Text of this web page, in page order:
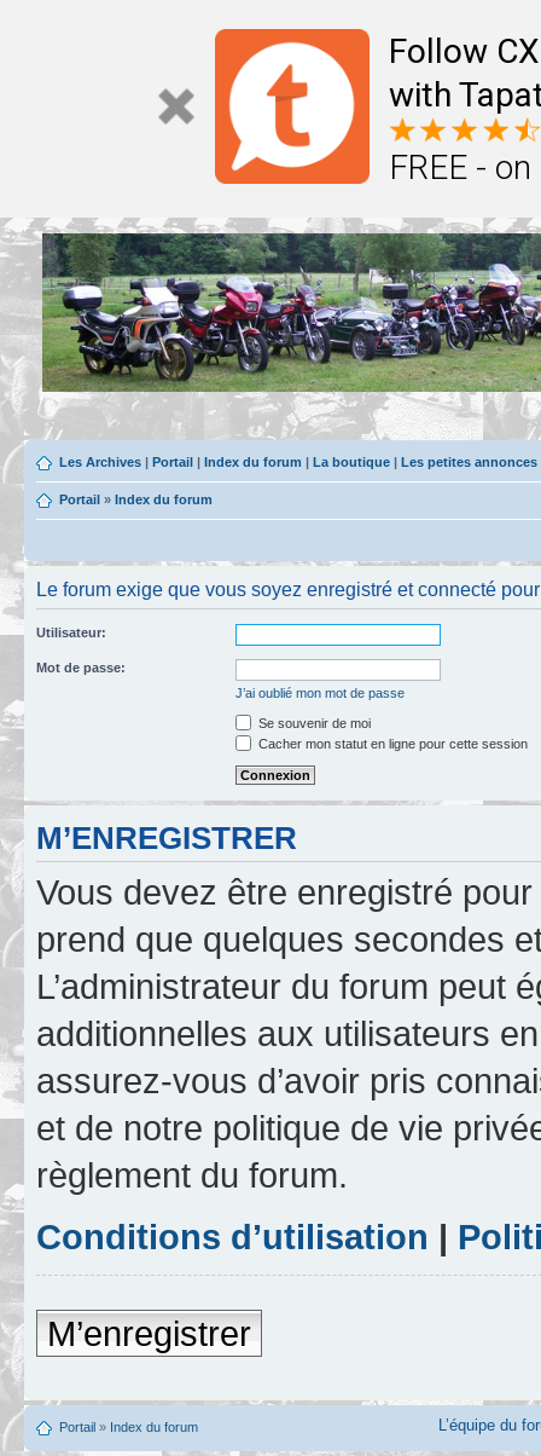
Follow
with
FREE -
Les Archives | Portail | Index du forum | La boutique | Les petites
Portail » Index du forum
Le forum exige que vous soyez enregistré et connecté
Utilisateur:
Mot de passe:
J’ai oublié mon mot de passe
Se souvenir de moi
Cacher mon statut en ligne pour cette session
M’ENREGISTRER
Vous devez être enregistré
prend que quelques secondes
L’administrateur du forum peut
additionnelles aux utilisateurs
assurez-vous d’avoir pris
et de notre politique de vie
règlement du forum.
Conditions d’utilisation |
M’enregistrer
Portail » Index du forum L’équipe du